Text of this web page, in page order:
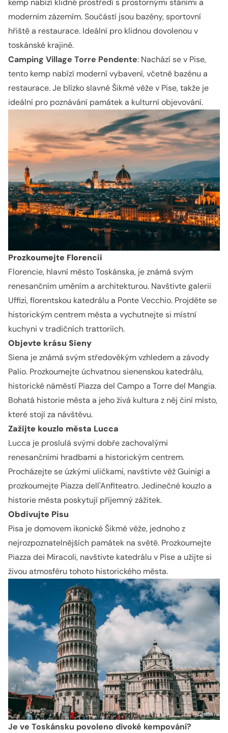
moderním zázemím. Součástí jsou bazény, sportovní
hřiště a restaurace. Ideální pro klidnou dovolenou v
toskánské krajině.
Camping Village Torre Pendente: Nachází se v Pise,
tento kemp nabízí moderní vybavení, včetně bazénu a
restaurace. Je blízko slavné Šikmé věže v Pise, takže je
ideální pro poznávání památek a kulturní objevování.
Prozkoumejte Florencii
Florencie, hlavní město Toskánska, je známá svým
renesančním uměním a architekturou. Navštivte galerii
Uffizi, florentskou katedrálu a Ponte Vecchio. Projděte se
historickým centrem města a vychutnejte si místní
kuchyni v tradičních trattoriích.
Objevte krásu Sieny
Siena je známá svým středověkým vzhledem a závody
Palio. Prozkoumejte úchvatnou sienenskou katedrálu,
historické náměstí Piazza del Campo a Torre del Mangia.
Bohatá historie města a jeho živá kultura z něj činí místo,
které stojí za návštěvu.
Zažijte kouzlo města Lucca
Lucca je proslulá svými dobře zachovalými
renesančními hradbami a historickým centrem.
Procházejte se úzkými uličkami, navštivte věž Guinigi a
prozkoumejte Piazza dell'Anfiteatro. Jedinečné kouzlo a
historie města poskytují příjemný zážitek.
Obdivujte Pisu
Pisa je domovem ikonické Šikmé věže, jednoho z
nejrozpoznatelnějších památek na světě. Prozkoumejte
Piazza dei Miracoli, navštivte katedrálu v Pise a užijte si
živou atmosféru tohoto historického města.
Je ve Toskánsku povoleno divoké kempování?